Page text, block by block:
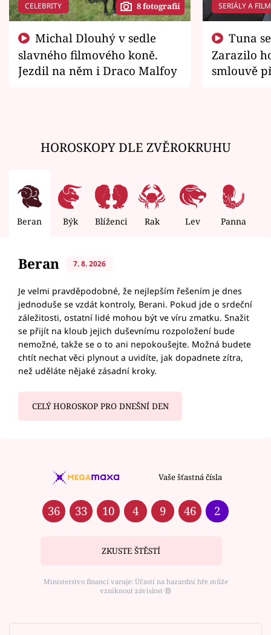
CELEBRITY 8 fotografií
slavného filmového koně.
Jezdil na něm i Draco Malfoy
SERIÁLY A
Zarazilo
smlouvě
HOROSKOPY DLE ZVĚROKRUHU
Beran Býk Blíženci Rak Lev Panna
Beran 7. 8. 2026
Je velmi pravděpodobné, že nejlepším řešením je dnes
jednoduše se vzdát kontroly, Berani. Pokud jde o srdeční
záležitosti, ostatní lidé mohou být ve víru zmatku. Snažit
se přijít na kloub jejich duševnímu rozpoložení bude
nemožné, takže se o to ani nepokoušejte. Možná budete
chtít nechat věci plynout a uvidíte, jak dopadnete zítra,
než uděláte nějaké zásadní kroky.
CELÝ HOROSKOP PRO DNEŠNÍ DEN
Vaše šťastná čísla
36 33 10 4 9 46 2
ZKUSTE ŠTĚSTÍ
Ministerstvo financí varuje: Účastí na hazardní hře může
vzniknout závislost ⑱